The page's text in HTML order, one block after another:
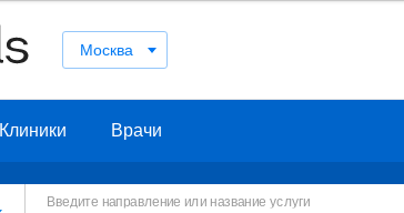
Москва
Клиники Врачи
Введите направление или название услуги